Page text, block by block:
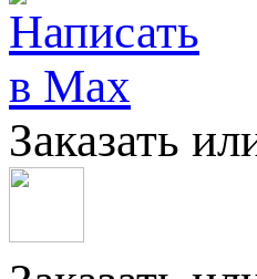
Заказать